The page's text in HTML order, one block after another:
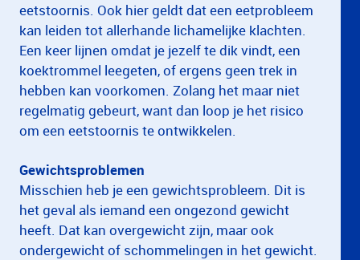
eetstoornis. Ook hier geldt dat een eetprobleem
kan leiden tot allerhande lichamelijke klachten.
Een keer lijnen omdat je jezelf te dik vindt, een
koektrommel leegeten, of ergens geen trek in
hebben kan voorkomen. Zolang het maar niet
regelmatig gebeurt, want dan loop je het risico
om een eetstoornis te ontwikkelen.
Gewichtsproblemen
Misschien heb je een gewichtsprobleem. Dit is
het geval als iemand een ongezond gewicht
heeft. Dat kan overgewicht zijn, maar ook
ondergewicht of schommelingen in het gewicht.